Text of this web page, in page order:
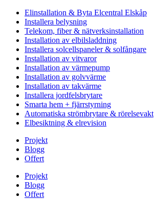
Elinstallation & Byta Elcentral Elskåp
Installera belysning
Telekom, fiber & nätverksinstallation
Installation av elbilsladdning
Installera solcellspaneler & solfångare
Installation av vitvaror
Installation av värmepump
Installation av golvvärme
Installation av takvärme
Installera jordfelsbrytare
Smarta hem + fjärrstyrning
Automatiska strömbrytare & rörelsevakt
Elbesiktning & elrevision
Projekt
Blogg
Offert
Projekt
Blogg
Offert